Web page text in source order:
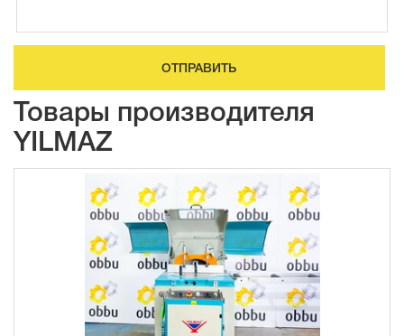
ОТПРАВИТЬ
Товары производителя
YILMAZ